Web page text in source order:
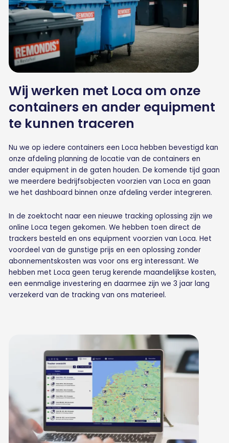
Wij werken met Loca om onze
containers en ander equipment
te kunnen traceren
Nu we op iedere containers een Loca hebben bevestigd kan
onze afdeling planning de locatie van de containers en
ander equipment in de gaten houden. De komende tijd gaan
we meerdere bedrijfsobjecten voorzien van Loca en gaan
we het dashboard binnen onze afdeling verder integreren.
In de zoektocht naar een nieuwe tracking oplossing zijn we
online Loca tegen gekomen. We hebben toen direct de
trackers besteld en ons equipment voorzien van Loca. Het
voordeel van de gunstige prijs en een oplossing zonder
abonnementskosten was voor ons erg interessant. We
hebben met Loca geen terug kerende maandelijkse kosten,
een eenmalige investering en daarmee zijn we 3 jaar lang
verzekerd van de tracking van ons materieel.